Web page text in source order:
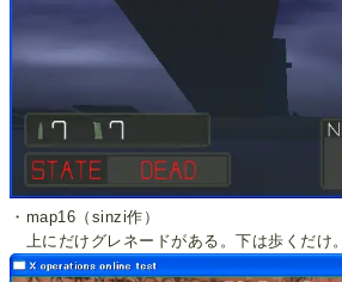
・map16（sinzi作）
上にだけグレネードがある。下は歩くだけ。